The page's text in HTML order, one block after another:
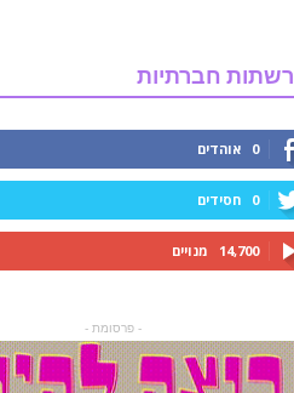
רשתות חברתיות
0 אוהדים
0 חסידים
14,700 מנויים
- פרסומת -